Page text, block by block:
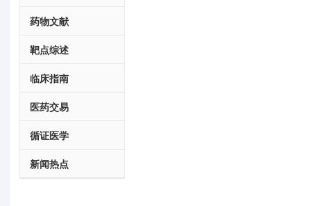
药物文献
靶点综述
临床指南
医药交易
循证医学
新闻热点